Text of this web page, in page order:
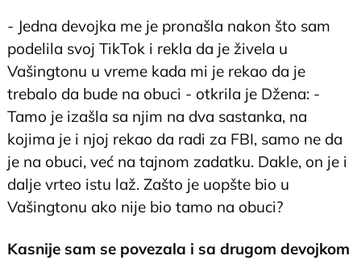
- Jedna devojka me je pronašla nakon što sam
podelila svoj TikTok i rekla da je živela u
Vašingtonu u vreme kada mi je rekao da je
trebalo da bude na obuci - otkrila je Džena: -
Tamo je izašla sa njim na dva sastanka, na
kojima je i njoj rekao da radi za FBI, samo ne da
je na obuci, već na tajnom zadatku. Dakle, on je i
dalje vrteo istu laž. Zašto je uopšte bio u
Vašingtonu ako nije bio tamo na obuci?
Kasnije sam se povezala i sa drugom devojkom